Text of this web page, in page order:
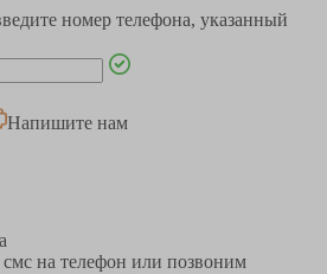
номер телефона, указанный
Напишите нам
на телефон или позвоним